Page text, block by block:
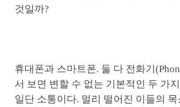
것일까?
휴대폰과 스마트폰. 둘 다 전화기
서 보면 변할 수 없는 기본적인 두 가
일단 소통이다. 멀리 떨어진 이들의